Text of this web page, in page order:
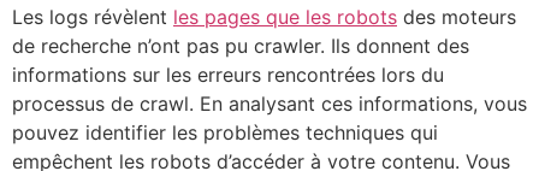
Les logs révèlent les pages que les robots des moteurs
de recherche n’ont pas pu crawler. Ils donnent des
informations sur les erreurs rencontrées lors du
processus de crawl. En analysant ces informations, vous
pouvez identifier les problèmes techniques qui
empêchent les robots d’accéder à votre contenu. Vous